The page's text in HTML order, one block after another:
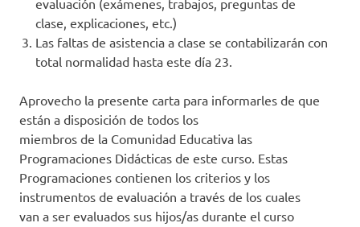
evaluación (exámenes, trabajos, preguntas de
clase, explicaciones, etc.)
Las faltas de asistencia a clase se contabilizarán con
total normalidad hasta este día 23.
Aprovecho la presente carta para informarles de que
están a disposición de todos los
miembros de la Comunidad Educativa las
Programaciones Didácticas de este curso. Estas
Programaciones contienen los criterios y los
instrumentos de evaluación a través de los cuales
van a ser evaluados sus hijos/as durante el curso